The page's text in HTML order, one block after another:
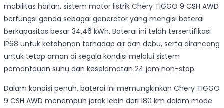
mobilitas harian, sistem motor listrik Chery TIGGO 9 CSH AWD
berfungsi ganda sebagai generator yang mengisi baterai
berkapasitas besar 34,46 kWh. Baterai ini telah tersertifikasi
IP68 untuk ketahanan terhadap air dan debu, serta dirancang
untuk tetap aman di segala kondisi melalui sistem
pemantauan suhu dan keselamatan 24 jam non-stop.
Dalam kondisi penuh, baterai ini memungkinkan Chery TIGGO
9 CSH AWD menempuh jarak lebih dari 180 km dalam mode